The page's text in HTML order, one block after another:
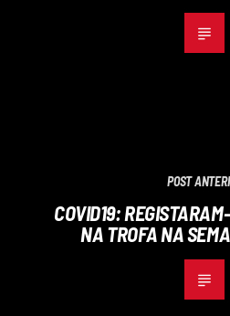
POST
COVID19:
NA TROFA NA